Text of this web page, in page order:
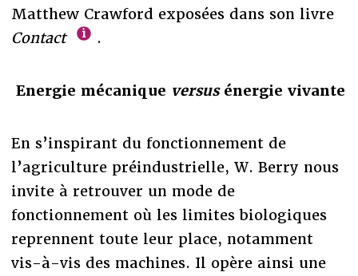
Matthew Crawford exposées dans son livre
Contact
.
Energie mécanique versusénergie vivante
En s’inspirant du fonctionnement de
l’agriculture préindustrielle, W. Berry nous
invite à retrouver un mode de
fonctionnement où les limites biologiques
reprennent toute leur place, notamment
vis-à-vis des machines. Il opère ainsi une